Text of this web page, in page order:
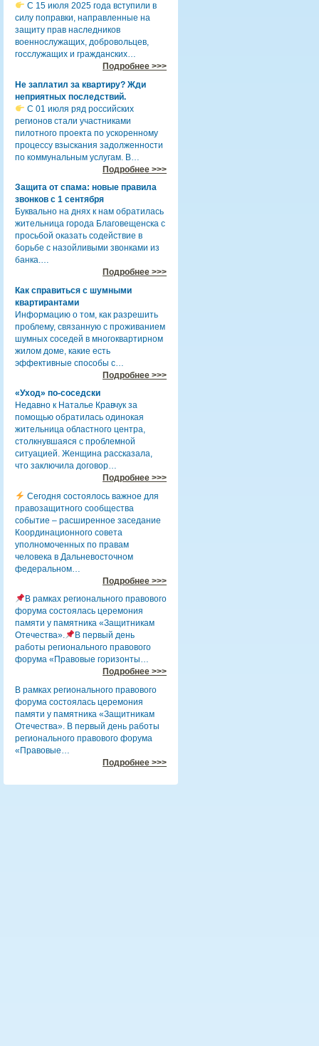
С 15 июля 2025 года вступили в
силу поправки, направленные на
защиту прав наследников
военнослужащих, добровольцев,
госслужащих и гражданских…
Подробнее >>>
Не заплатил за квартиру? Жди
неприятных последствий.
С 01 июля ряд российских
регионов стали участниками
пилотного проекта по ускоренному
процессу взыскания задолженности
по коммунальным услугам. В…
Подробнее >>>
Защита от спама: новые правила
звонков с 1 сентября
Буквально на днях к нам обратилась
жительница города Благовещенска с
просьбой оказать содействие в
борьбе с назойливыми звонками из
банка.…
Подробнее >>>
Как справиться с шумными
квартирантами
Информацию о том, как разрешить
проблему, связанную с проживанием
шумных соседей в многоквартирном
жилом доме, какие есть
эффективные способы с…
Подробнее >>>
«Уход» по-соседски
Недавно к Наталье Кравчук за
помощью обратилась одинокая
жительница областного центра,
столкнувшаяся с проблемной
ситуацией. Женщина рассказала,
что заключила договор…
Подробнее >>>
Сегодня состоялось важное для
правозащитного сообщества
событие – расширенное заседание
Координационного совета
уполномоченных по правам
человека в Дальневосточном
федеральном…
Подробнее >>>
В рамках регионального правового
форума состоялась церемония
памяти у памятника «Защитникам
Отечества».
В первый день
работы регионального правового
форума «Правовые горизонты…
Подробнее >>>
В рамках регионального правового
форума состоялась церемония
памяти у памятника «Защитникам
Отечества». В первый день работы
регионального правового форума
«Правовые…
Подробнее >>>